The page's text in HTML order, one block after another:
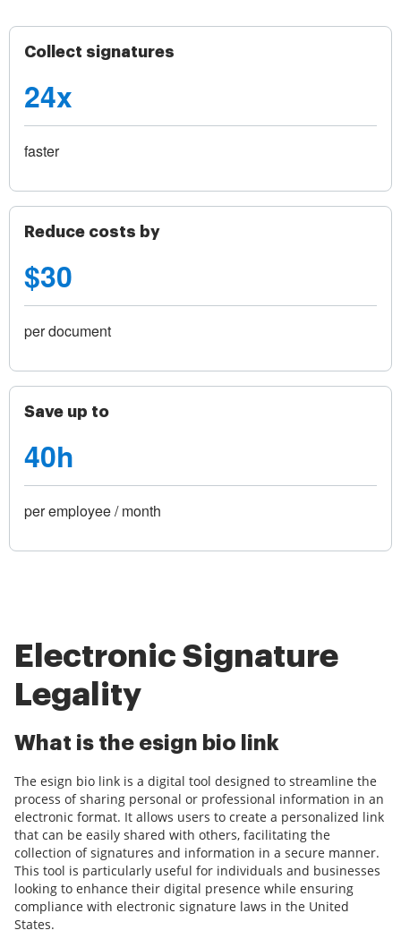
Collect signatures
24x
faster
Reduce costs by
$30
per document
Save up to
40h
per employee / month
Electronic Signature
Legality
What is the esign bio link
The esign bio link is a digital tool designed to streamline the
process of sharing personal or professional information in an
electronic format. It allows users to create a personalized link
that can be easily shared with others, facilitating the
collection of signatures and information in a secure manner.
This tool is particularly useful for individuals and businesses
looking to enhance their digital presence while ensuring
compliance with electronic signature laws in the United
States.